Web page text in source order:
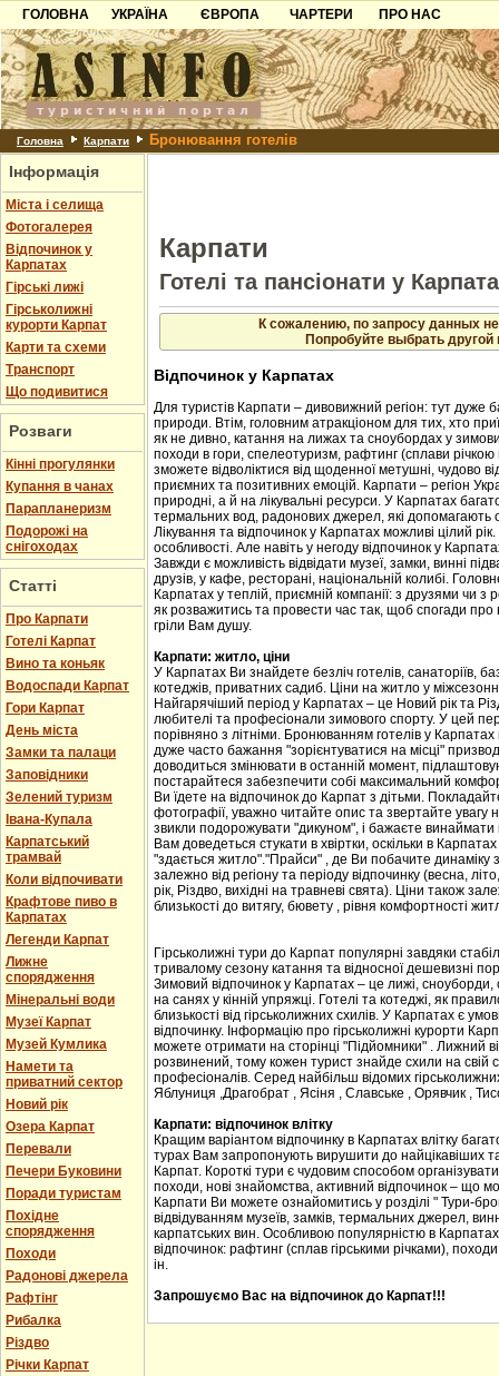
ГОЛОВНА
УКРАЇНА
Карпати
Азов
Причорноморря
Шацьк
ЄВРОПА
Чорногорія
Хорватія
Болгарія
Албанія
ЧАРТЕРИ
ПРО НАС
Контакти
Партнерам
Додати готель
Головна Карпати Бронювання готелів
Інформація
Міста і селища
Фотогалерея
Відпочинок у
Карпатах
Гірські лижі
Гірськолижні
курорти Карпат
Карти та схеми
Транспорт
Що подивитися
Розваги
Кінні прогулянки
Купання в чанах
Парапланеризм
Подорожі на
снігоходах
Статті
Про Карпати
Готелі Карпат
Вино та коньяк
Водоспади Карпат
Гори Карпат
День міста
Замки та палаци
Заповідники
Зелений туризм
Івана-Купала
Карпатський
трамвай
Коли відпочивати
Крафтове пиво в
Карпатах
Легенди Карпат
Лижне
спорядження
Мінеральні води
Музеї Карпат
Музей Кумлика
Намети та
приватний сектор
Новий рік
Озера Карпат
Перевали
Печери Буковини
Поради туристам
Похідне
спорядження
Походи
Радонові джерела
Рафтінг
Рибалка
Різдво
Річки Карпат
Карпати
Готелі та пансіонати у
К сожалению, по запросу данных
Попробуйте выбрать другой
Відпочинок у Карпатах
Для туристів Карпати – дивовижний регіон: тут дуже
природи. Втім, головним атракціоном для тих, хто
як не дивно, катання на лижах та сноубордах у
походи в гори, спелеотуризм, рафтинг (сплави
зможете відволіктися від щоденної метушні, чудово
приємних та позитивних емоцій. Карпати – регіон
природні, а й на лікувальні ресурси. У Карпатах
термальних вод, радонових джерел, які допомагають
Лікування та відпочинок у Карпатах можливі цілий
особливості. Але навіть у негоду відпочинок у
Завжди є можливість відвідати музеї, замки, винні
друзів, у кафе, ресторані, національній колибі.
Карпатах у теплій, приємній компанії: з друзями чи
як розважитись та провести час так, щоб спогади
гріли Вам душу.
Карпати: житло, ціни
У Карпатах Ви знайдете безліч готелів, санаторіїв,
котеджів, приватних садиб. Ціни на житло у
Найгарячіший період у Карпатах – це Новий рік та
любителі та професіонали зимового спорту. У цей
порівняно з літніми. Бронюванням готелів у
дуже часто бажання "зорієнтуватися на місці"
доводиться змінювати в останній момент,
постарайтеся забезпечити собі максимальний
Ви їдете на відпочинок до Карпат з дітьми.
фотографії, уважно читайте опис та звертайте увагу
звикли подорожувати "дикуном", і бажаєте винаймати
Вам доведеться стукати в хвіртки, оскільки в
"здається житло"."Прайси" , де Ви побачите динаміку
залежно від регіону та періоду відпочинку (весна,
рік, Різдво, вихідні на травневі свята). Ціни також
близькості до витягу, бювету , рівня комфортності
Гірськолижні тури до Карпат популярні завдяки
тривалому сезону катання та відносної дешевизні
Зимовий відпочинок у Карпатах – це лижі, сноуборди,
на санях у кінній упряжці. Готелі та котеджі, як
близькості від гірськолижних схилів. У Карпатах є
відпочинку. Інформацію про гірськолижні курорти
можете отримати на сторінці "Підйомники" . Лижний
розвинений, тому кожен турист знайде схили на свій
професіоналів. Серед найбільш відомих
Яблуниця ,Драгобрат , Ясіня , Славське , Орявчик ,
Карпати: відпочинок влітку
Кращим варіантом відпочинку в Карпатах влітку
турах Вам запропонують вирушити до найцікавіших та
Карпат. Короткі тури є чудовим способом організувати
походи, нові знайомства, активний відпочинок – що
Карпати Ви можете ознайомитись у розділі " Тури-
відвідуванням музеїв, замків, термальних джерел,
карпатських вин. Особливою популярністю в
відпочинок: рафтинг (сплав гірськими річками),
ін.
Запрошуємо Вас на відпочинок до Карпат!!!